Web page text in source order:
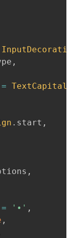
,
=
. start ,
,
= '•' ,
,